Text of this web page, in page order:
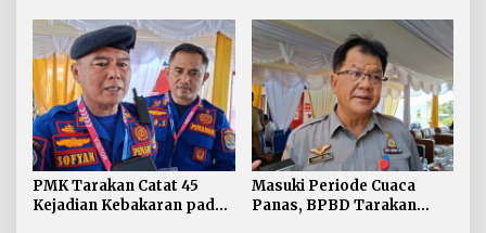
Pelanggaran ETLE di
Tarakan
Tegaskan Pelanggaran
Personel Diproses Tanpa
Toleransi
PMK Tarakan Catat 45
Kejadian Kebakaran pada
Masuki Periode Cuaca
Panas, BPBD Tarakan